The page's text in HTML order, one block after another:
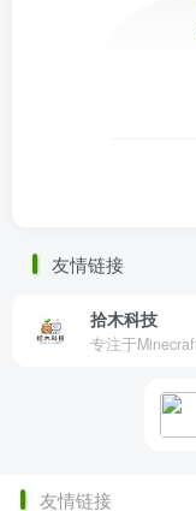
友情链接
拾木科技
友情链接